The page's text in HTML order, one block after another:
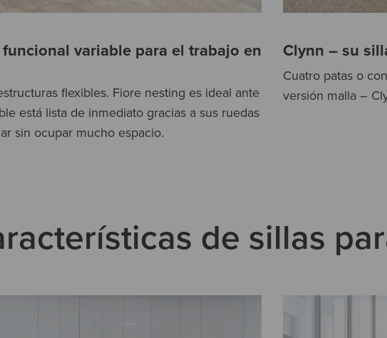
variable para el trabajo en
flexibles. Fiore nesting es ideal ante
está lista de inmediato gracias a sus ruedas
sin ocupar mucho espacio.
Clynn – su
Cuatro patas o
versión malla –
de sillas